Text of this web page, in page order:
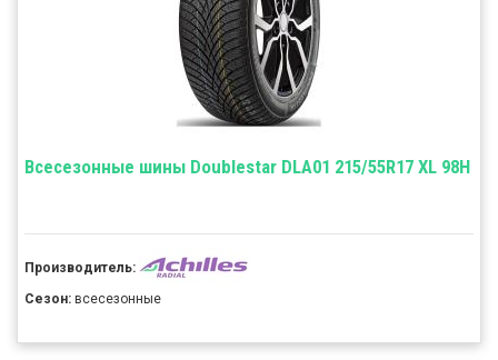
Всесезонные шины Doublestar DLA01 215/55R17 XL 98H
Производитель:
Сезон: всесезонные